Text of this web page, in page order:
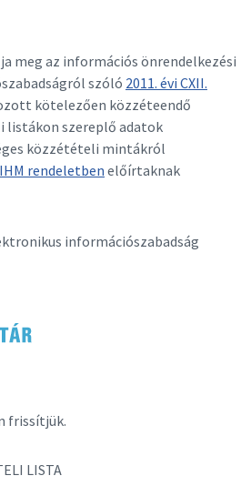
meg az információs önrendelkezési
szóló 2011. évi CXII.
kötelezően közzéteendő
listákon szereplő adatok
közzétételi mintákról
rendeletben előírtaknak
információszabadság
frissítjük.
LISTA